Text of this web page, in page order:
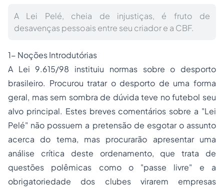
A Lei Pelé, cheia de injustiças, é fruto de
desavenças pessoais entre seu criador e a CBF.
1- Noções Introdutórias
A Lei 9.615/98 instituiu normas sobre o desporto
brasileiro. Procurou tratar o desporto de uma forma
geral, mas sem sombra de dúvida teve no futebol seu
alvo principal. Estes breves comentários sobre a "Lei
Pelé" não possuem a pretensão de esgotar o assunto
acerca do tema, mas procurarão apresentar uma
análise crítica deste ordenamento, que trata de
questões polêmicas como o "passe livre" e a
obrigatoriedade dos clubes virarem empresas